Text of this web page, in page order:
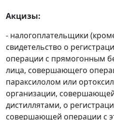
Акцизы:
- налогоплательщики
свидетельство о
операции с прямогонным
лица, совершающего
параксилолом или
организации,
дистиллятами, о
совершающей операции с